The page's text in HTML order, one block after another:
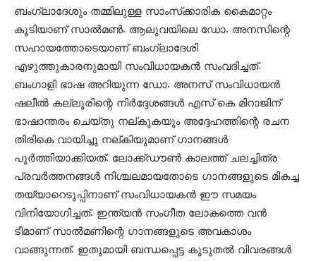
ബംഗ്ലാദേശും തമ്മിലുള്ള സാംസ്‌ക്കാരിക കൈമാറ്റം
കൂടിയാണ് സാല്‍മണ്‍. ആലുവയിലെ ഡോ. അനസിന്റെ
സഹായത്തോടെയാണ് ബംഗ്ലാദേശി
എഴുത്തുകാരനുമായി സംവിധായകന്‍ സംവദിച്ചത്.
ബംഗാളി ഭാഷ അറിയുന്ന ഡോ. അനസ് സംവിധായന്‍
ഷലീല്‍ കല്ലൂരിന്റെ നിര്‍ദ്ദേശങ്ങള്‍ എസ് കെ മിറാജിന്
ഭാഷാന്തരം ചെയ്തു നല്കുകയും അദ്ദേഹത്തിന്റെ രചന
തിരികെ വായിച്ചു നല്കിയുമാണ് ഗാനങ്ങള്‍
പൂര്‍ത്തിയാക്കിയത്. ലോക്ക്ഡൗണ്‍ കാലത്ത് ചലച്ചിത്ര
പ്രവര്‍ത്തനങ്ങള്‍ നിശ്ചലമായതോടെ ഗാനങ്ങളുടെ മികച്ച
തയ്യാറെടുപ്പിനാണ് സംവിധായകന്‍ ഈ സമയം
വിനിയോഗിച്ചത്. ഇന്ത്യന്‍ സംഗീത ലോകത്തെ വന്‍
ടീമാണ് സാല്‍മണിന്റെ ഗാനങ്ങളുടെ അവകാശം
വാങ്ങുന്നത്. ഇതുമായി ബന്ധപ്പെട്ട കൂടുതല്‍ വിവരങ്ങള്‍